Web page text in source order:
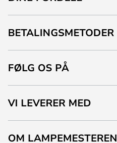
BETALINGSMETODER
FØLG OS PÅ
VI LEVERER MED
OM LAMPEMESTEREN